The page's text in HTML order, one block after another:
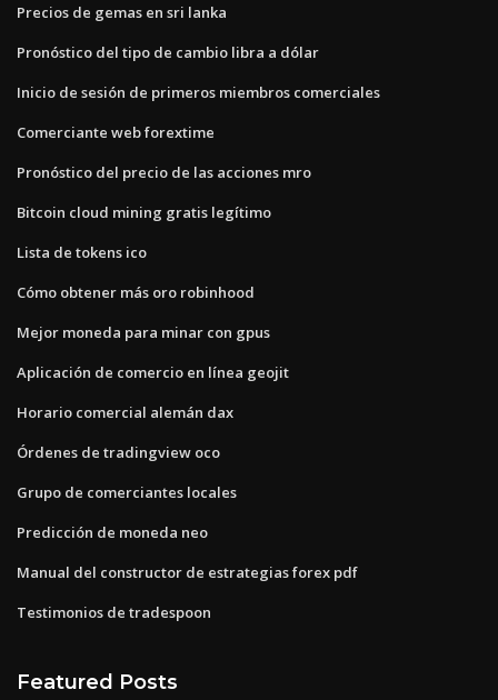
Precios de gemas en sri lanka
Pronóstico del tipo de cambio libra a dólar
Inicio de sesión de primeros miembros comerciales
Comerciante web forextime
Pronóstico del precio de las acciones mro
Bitcoin cloud mining gratis legítimo
Lista de tokens ico
Cómo obtener más oro robinhood
Mejor moneda para minar con gpus
Aplicación de comercio en línea geojit
Horario comercial alemán dax
Órdenes de tradingview oco
Grupo de comerciantes locales
Predicción de moneda neo
Manual del constructor de estrategias forex pdf
Testimonios de tradespoon
Featured Posts